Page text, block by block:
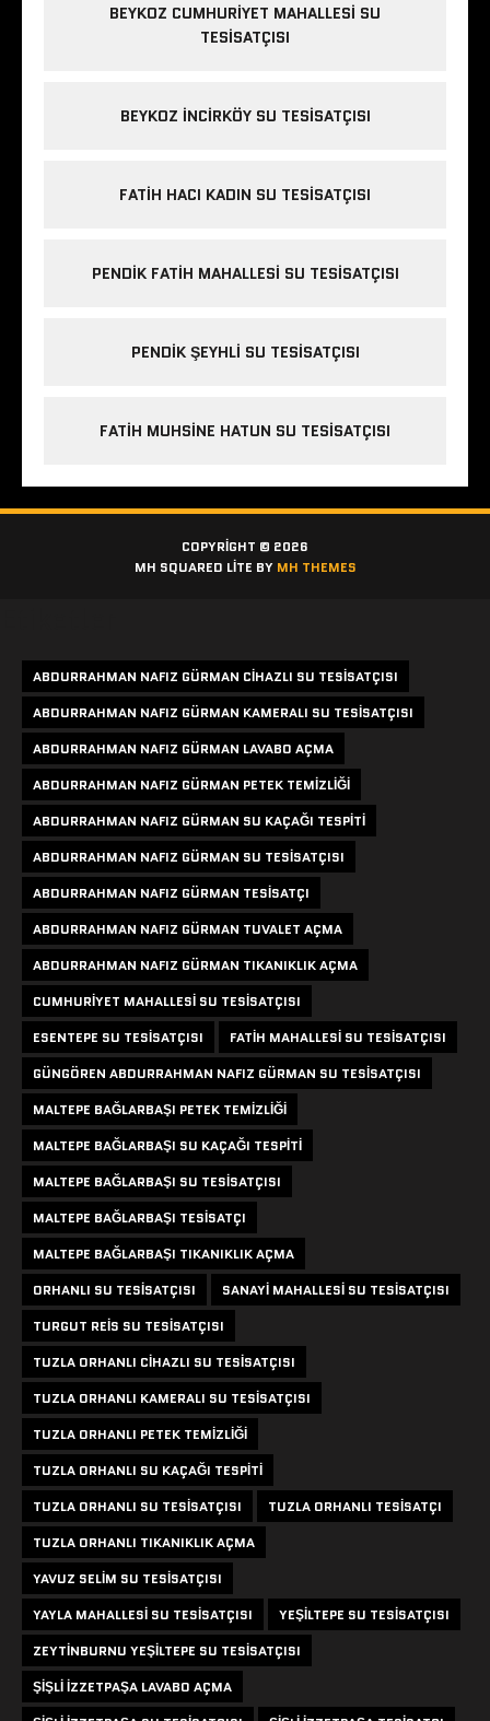
BEYKOZ CUMHURIYET MAHALLESI SU
TESISATÇISI
BEYKOZ INCIRKÖY SU TESISATÇISI
FATIH HACI KADIN SU TESISATÇISI
PENDIK FATIH MAHALLESI SU TESISATÇISI
PENDIK ŞEYHLI SU TESISATÇISI
FATIH MUHSINE HATUN SU TESISATÇISI
COPYRIGHT © 2026
MH SQUARED LITE BY MH THEMES
ABDURRAHMAN NAFIZ GÜRMAN CIHAZLI SU TESISATÇISI
ABDURRAHMAN NAFIZ GÜRMAN KAMERALI SU TESISATÇISI
ABDURRAHMAN NAFIZ GÜRMAN LAVABO AÇMA
ABDURRAHMAN NAFIZ GÜRMAN PETEK TEMIZLIĞI
ABDURRAHMAN NAFIZ GÜRMAN SU KAÇAĞI TESPITI
ABDURRAHMAN NAFIZ GÜRMAN SU TESISATÇISI
ABDURRAHMAN NAFIZ GÜRMAN TESISATÇI
ABDURRAHMAN NAFIZ GÜRMAN TUVALET AÇMA
ABDURRAHMAN NAFIZ GÜRMAN TIKANIKLIK AÇMA
CUMHURIYET MAHALLESI SU TESISATÇISI
ESENTEPE SU TESISATÇISI
FATIH MAHALLESI SU TESISATÇISI
GÜNGÖREN ABDURRAHMAN NAFIZ GÜRMAN SU TESISATÇISI
MALTEPE BAĞLARBAŞI PETEK TEMIZLIĞI
MALTEPE BAĞLARBAŞI SU KAÇAĞI TESPITI
MALTEPE BAĞLARBAŞI SU TESISATÇISI
MALTEPE BAĞLARBAŞI TESISATÇI
MALTEPE BAĞLARBAŞI TIKANIKLIK AÇMA
ORHANLI SU TESISATÇISI
SANAYI MAHALLESI SU TESISATÇISI
TURGUT REIS SU TESISATÇISI
TUZLA ORHANLI CIHAZLI SU TESISATÇISI
TUZLA ORHANLI KAMERALI SU TESISATÇISI
TUZLA ORHANLI PETEK TEMIZLIĞI
TUZLA ORHANLI SU KAÇAĞI TESPITI
TUZLA ORHANLI SU TESISATÇISI
TUZLA ORHANLI TESISATÇI
TUZLA ORHANLI TIKANIKLIK AÇMA
YAVUZ SELIM SU TESISATÇISI
YAYLA MAHALLESI SU TESISATÇISI
YEŞILTEPE SU TESISATÇISI
ZEYTINBURNU YEŞILTEPE SU TESISATÇISI
ŞIŞLI IZZETPAŞA LAVABO AÇMA